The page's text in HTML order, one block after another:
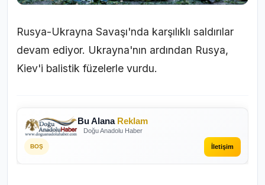
Rusya-Ukrayna Savaşı'nda karşılıklı saldırılar
devam ediyor. Ukrayna'nın ardından Rusya,
Kiev'i balistik füzelerle vurdu.
Bu Alana Reklam
Doğu Anadolu Haber
BOŞ İletişim